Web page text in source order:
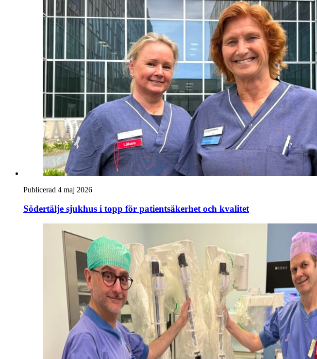
Publicerad 4 maj 2026
Södertälje sjukhus i topp för patientsäkerhet och kvalitet